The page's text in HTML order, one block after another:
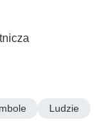
Ludzie